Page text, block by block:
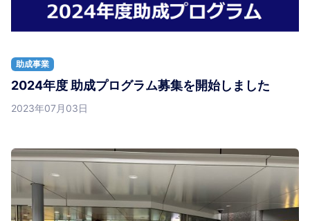
助成事業
2024年度 助成プログラム募集を開始しました
2023年07月03日